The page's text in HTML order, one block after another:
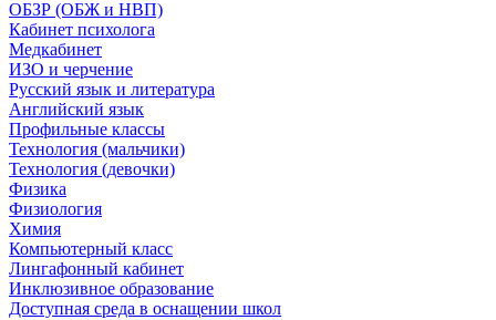
ОБЗР (ОБЖ и НВП)
Кабинет психолога
Медкабинет
ИЗО и черчение
Русский язык и литература
Английский язык
Профильные классы
Технология (мальчики)
Технология (девочки)
Физика
Физиология
Химия
Компьютерный класс
Лингафонный кабинет
Инклюзивное образование
Доступная среда в оснащении школ